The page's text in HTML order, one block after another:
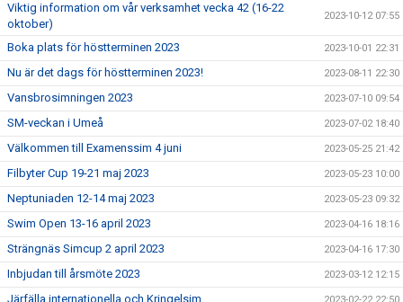
Viktig information om vår verksamhet vecka 42 (16-22
oktober)
2023-10-12 07:55
Boka plats för höstterminen 2023 2023-10-01 22:31
Nu är det dags för höstterminen 2023! 2023-08-11 22:30
Vansbrosimningen 2023 2023-07-10 09:54
SM-veckan i Umeå 2023-07-02 18:40
Välkommen till Examenssim 4 juni 2023-05-25 21:42
Filbyter Cup 19-21 maj 2023 2023-05-23 10:00
Neptuniaden 12-14 maj 2023 2023-05-23 09:32
Swim Open 13-16 april 2023 2023-04-16 18:16
Strängnäs Simcup 2 april 2023 2023-04-16 17:30
Inbjudan till årsmöte 2023 2023-03-12 12:15
Järfälla internationella och Kringelsim